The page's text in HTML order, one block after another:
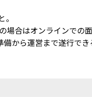
合はオンラインでの面
から運営まで遂行で